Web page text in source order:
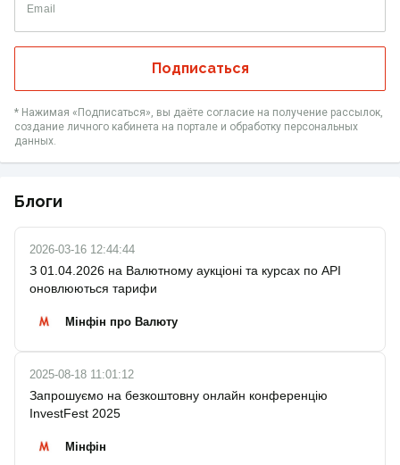
Email
Подписаться
* Нажимая «‎Подписаться», вы даёте согласие на получение рассылок,
создание личного кабинета на портале и обработку персональных
данных.
Блоги
2026-03-16 12:44:44
З 01.04.2026 на Валютному аукціоні та курсах по API
оновлюються тарифи
Мінфін про Валюту
2025-08-18 11:01:12
Запрошуємо на безкоштовну онлайн конференцію
InvestFest 2025
Мінфін